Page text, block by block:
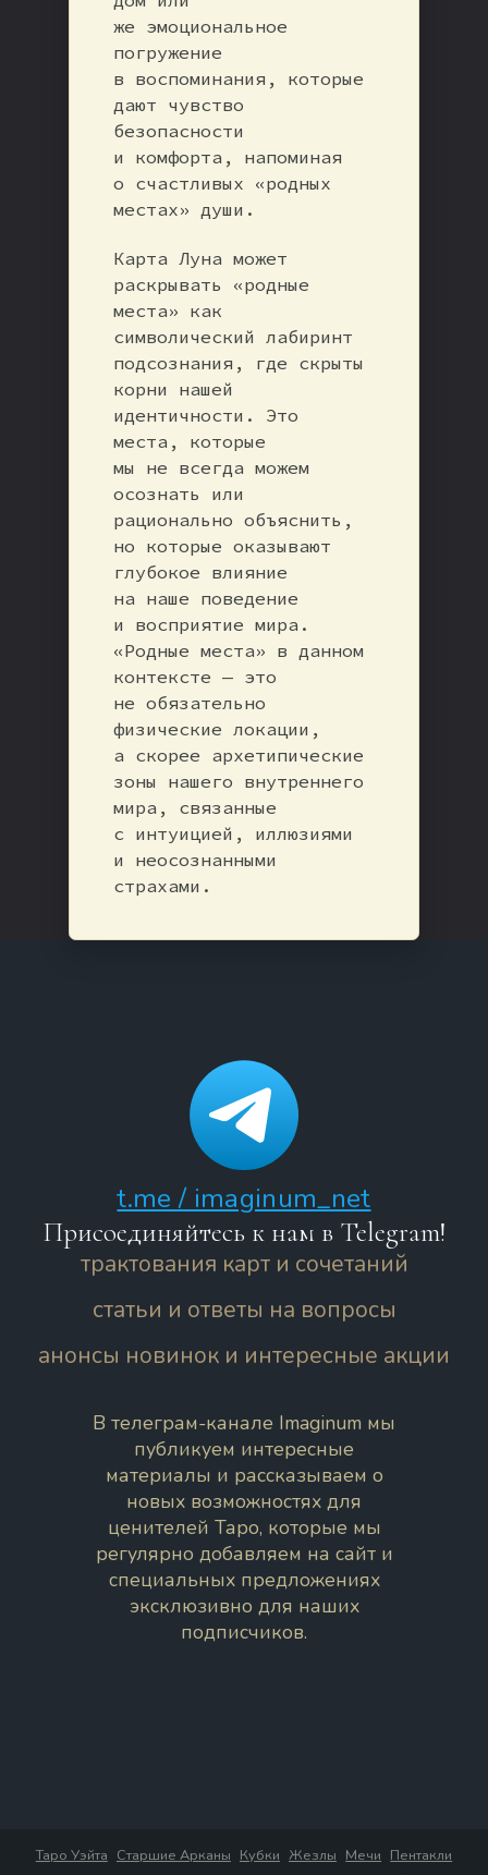
же эмоциональное
погружение
в воспоминания, которые
дают чувство
безопасности
и комфорта, напоминая
о счастливых «родных
местах» души.
Карта Луна может
раскрывать «родные
места» как
символический лабиринт
подсознания, где скрыты
корни нашей
идентичности. Это
места, которые
мы не всегда можем
осознать или
рационально объяснить,
но которые оказывают
глубокое влияние
на наше поведение
и восприятие мира.
«Родные места» в данном
контексте — это
не обязательно
физические локации,
а скорее архетипические
зоны нашего внутреннего
мира, связанные
с интуицией, иллюзиями
и неосознанными
страхами.
t.me / imaginum_net
Присоединяйтесь к нам в Telegram!
трактования карт и сочетаний
статьи и ответы на вопросы
анонсы новинок и интересные акции
В телеграм-канале Imaginum мы
публикуем интересные
материалы и рассказываем о
новых возможностях для
ценителей Таро, которые мы
регулярно добавляем на сайт и
специальных предложениях
эксклюзивно для наших
подписчиков.
Таро Уэйта Старшие Арканы Кубки Жезлы Мечи Пентакли